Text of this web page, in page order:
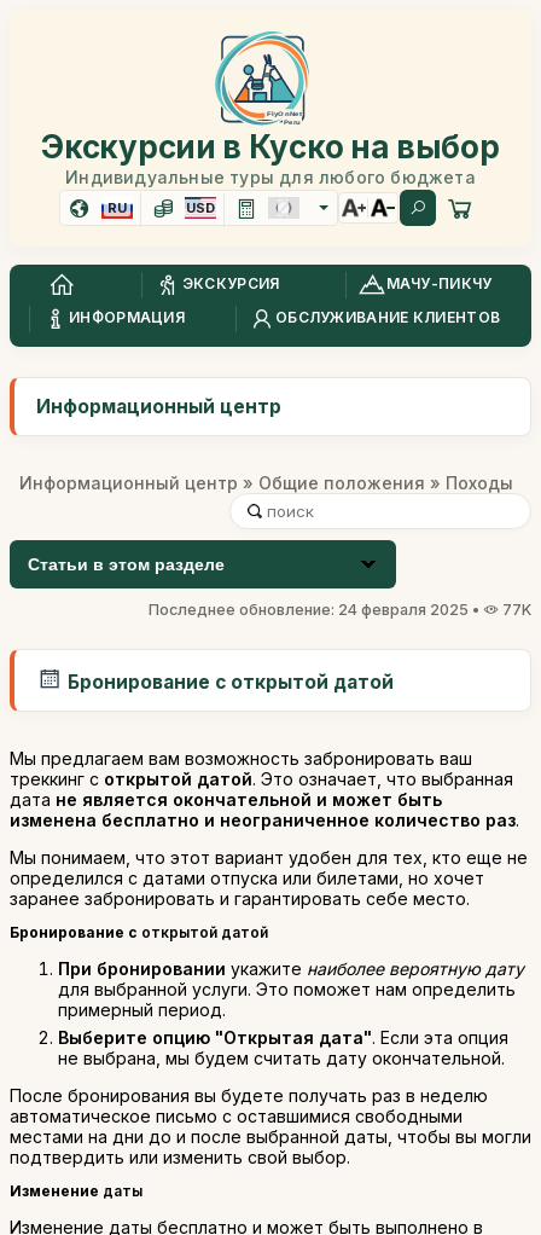
Экскурсии в Куско на выбор
Индивидуальные туры для любого бюджета
RU USD
ЭКСКУРСИЯ
МАЧУ-ПИКЧУ
ИНФОРМАЦИЯ
ОБСЛУЖИВАНИЕ КЛИЕНТОВ
Информационный центр
Информационный центр » Общие положения » Походы
Статьи в этом разделе
Последнее обновление: 24 февраля 2025 • 77K
Бронирование с открытой датой
Мы предлагаем вам возможность забронировать ваш
треккинг с открытой датой. Это означает, что выбранная
дата не является окончательной и может быть
изменена бесплатно и неограниченное количество раз.
Мы понимаем, что этот вариант удобен для тех, кто еще не
определился с датами отпуска или билетами, но хочет
заранее забронировать и гарантировать себе место.
Бронирование с открытой датой
При бронировании укажите наиболее вероятную дату
для выбранной услуги. Это поможет нам определить
примерный период.
Выберите опцию "Открытая дата". Если эта опция
не выбрана, мы будем считать дату окончательной.
После бронирования вы будете получать раз в неделю
автоматическое письмо с оставшимися свободными
местами на дни до и после выбранной даты, чтобы вы могли
подтвердить или изменить свой выбор.
Изменение даты
Изменение даты бесплатно и может быть выполнено в